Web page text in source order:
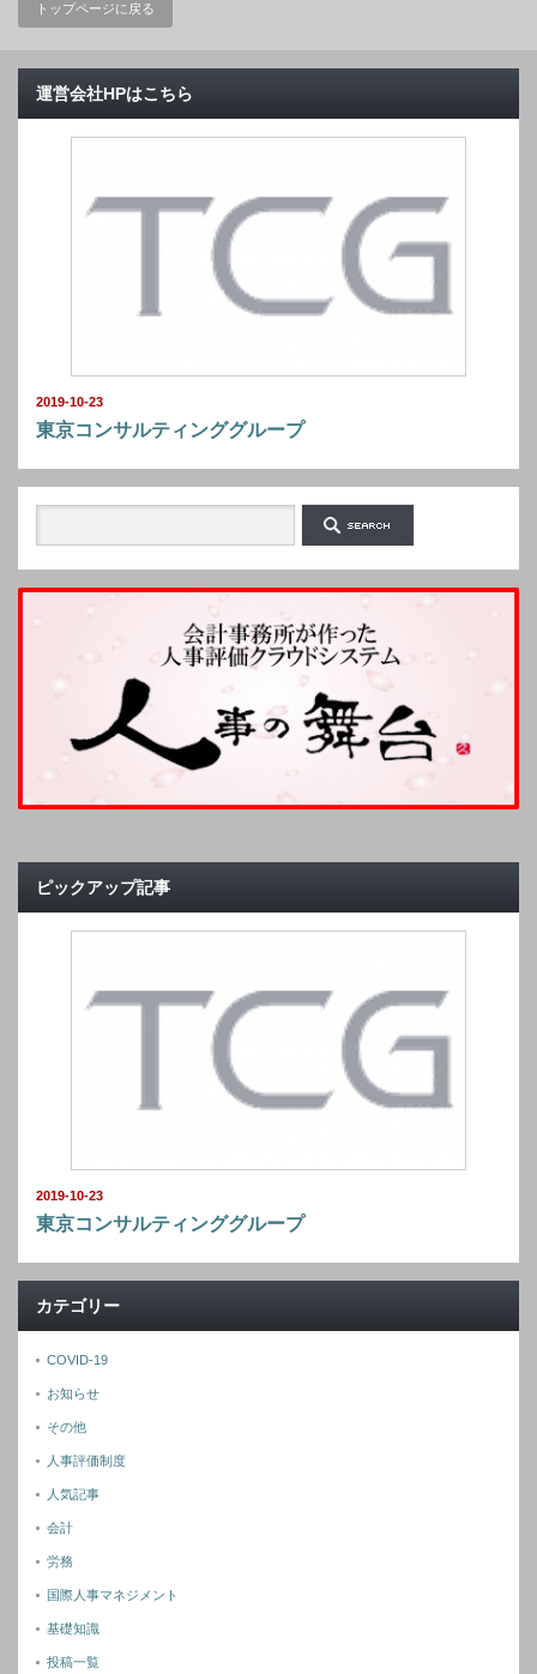
トップページに戻る
運営会社HPはこちら
2019-10-23
東京コンサルティンググループ
ピックアップ記事
2019-10-23
東京コンサルティンググループ
カテゴリー
COVID-19
お知らせ
その他
人事評価制度
人気記事
会計
労務
国際人事マネジメント
基礎知識
投稿一覧